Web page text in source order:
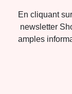
En cliquant
newsletter
amples